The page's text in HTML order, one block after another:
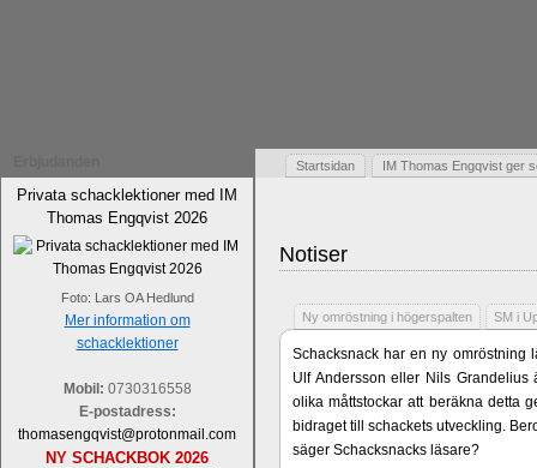
Privata schacklektioner med IM
Thomas Engqvist 2026
Foto: Lars OA Hedlund
Mer information om
schacklektioner
Mobil: 0730316558
E-postadress:
thomasengqvist@protonmail.com
NY SCHACKBOK 2026
Startsidan IM Thomas Engqvist ger
Notiser
Ny omröstning i högerspalten SM i
Schacksnack har en ny omröstning
Ulf Andersson eller Nils
olika måttstockar att beräkna detta
bidraget till schackets utveckling.
säger Schacksnacks läsare?